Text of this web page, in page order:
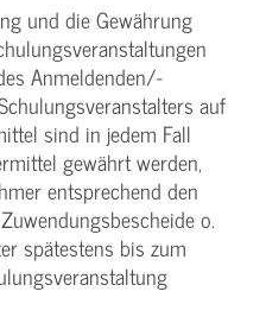
und die Gewährung
Anmeldenden/­
auf
sind in jedem Fall
gewährt werden,
entsprechend den
o.
spätestens bis zum